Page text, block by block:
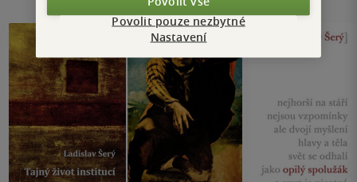
Povolit pouze nezbytné
Nastavení